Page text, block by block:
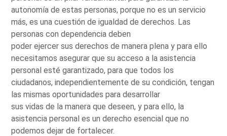
autonomía de estas personas, porque no es un servicio
más, es una cuestión de igualdad de derechos. Las
personas con dependencia deben
poder ejercer sus derechos de manera plena y para ello
necesitamos asegurar que su acceso a la asistencia
personal esté garantizado, para que todos los
ciudadanos, independientemente de su condición, tengan
las mismas oportunidades para desarrollar
sus vidas de la manera que deseen, y para ello, la
asistencia personal es un derecho esencial que no
podemos dejar de fortalecer.